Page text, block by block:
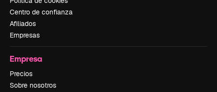
Centro de confianza
Afiliados
Empresas
Empresa
Precios
Sobre nosotros